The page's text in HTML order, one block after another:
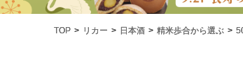
TOP リカー 日本酒 精米歩合から選ぶ